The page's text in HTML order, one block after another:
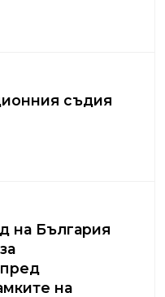
съдия
на България
пред
на